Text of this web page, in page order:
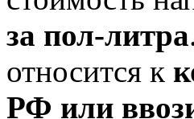
за пол-литра
относится к
РФ или